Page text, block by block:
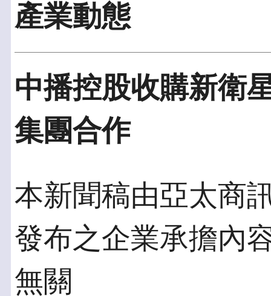
產業動態
中播控股收購新衛
集團合作
本新聞稿由亞太商
發布之企業承擔內
無關